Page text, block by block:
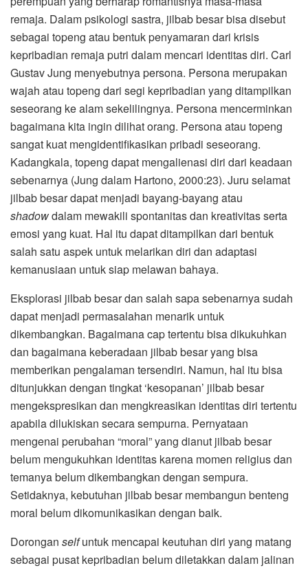
remaja. Dalam psikologi sastra, jilbab besar bisa disebut
sebagai topeng atau bentuk penyamaran dari krisis
kepribadian remaja putri dalam mencari identitas diri. Carl
Gustav Jung menyebutnya persona. Persona merupakan
wajah atau topeng dari segi kepribadian yang ditampilkan
seseorang ke alam sekelilingnya. Persona mencerminkan
bagaimana kita ingin dilihat orang. Persona atau topeng
sangat kuat mengidentifikasikan pribadi seseorang.
Kadangkala, topeng dapat mengalienasi diri dari keadaan
sebenarnya (Jung dalam Hartono, 2000:23). Juru selamat
jilbab besar dapat menjadi bayang-bayang atau
shadowdalam mewakili spontanitas dan kreativitas serta
emosi yang kuat. Hal itu dapat ditampilkan dari bentuk
salah satu aspek untuk melarikan diri dan adaptasi
kemanusiaan untuk siap melawan bahaya.
Eksplorasi jilbab besar dan salah sapa sebenarnya sudah
dapat menjadi permasalahan menarik untuk
dikembangkan. Bagaimana cap tertentu bisa dikukuhkan
dan bagaimana keberadaan jilbab besar yang bisa
memberikan pengalaman tersendiri. Namun, hal itu bisa
ditunjukkan dengan tingkat ‘kesopanan’ jilbab besar
mengekspresikan dan mengkreasikan identitas diri tertentu
apabila dilukiskan secara sempurna. Pernyataan
mengenai perubahan “moral” yang dianut jilbab besar
belum mengukuhkan identitas karena momen religius dan
temanya belum dikembangkan dengan sempura.
Setidaknya, kebutuhan jilbab besar membangun benteng
moral belum dikomunikasikan dengan baik.
Dorongan selfuntuk mencapai keutuhan diri yang matang
sebagai pusat kepribadian belum diletakkan dalam jalinan